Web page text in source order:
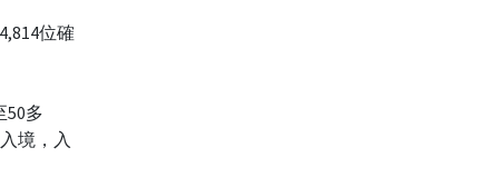
位確
50多
境，入